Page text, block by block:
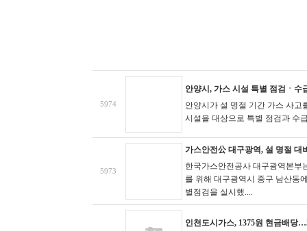
5974
안양시, 가스 시설 특별 점검ㆍ수
안양시가 설 명절 기간 가스 사고
시설을 대상으로 특별 점검과 수
5973
가스안전公 대구광역, 설 명절 대
한국가스안전공사 대구광역본부
를 위해 대구광역시 중구 남산동
별점검을 실시했....
인천도시가스, 1375원 현금배당